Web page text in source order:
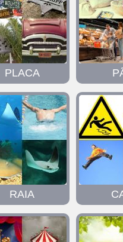
PLACA
RAIA